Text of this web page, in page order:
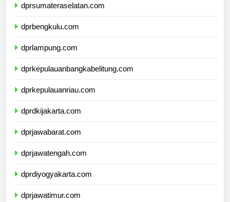
dprsumateraselatan.com
dprbengkulu.com
dprlampung.com
dprkepulauanbangkabelitung.com
dprkepulauanriau.com
dprdkijakarta.com
dprjawabarat.com
dprjawatengah.com
dprdiyogyakarta.com
dprjawatimur.com